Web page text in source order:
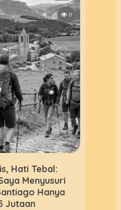
0
Hati Tebal:
Menyusuri
Hanya
Jutaan